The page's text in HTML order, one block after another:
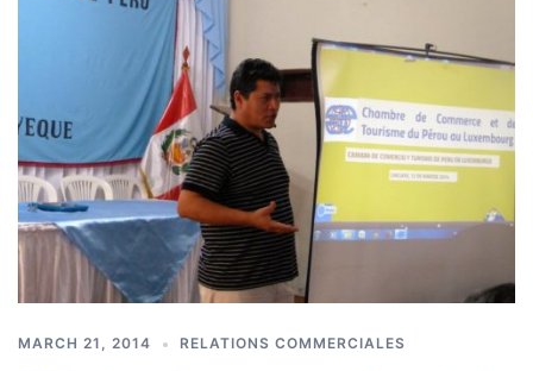
MARCH 21, 2014 RELATIONS COMMERCIALES